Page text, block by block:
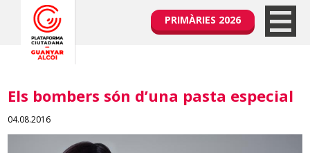
PRIMÀRIES 2026
Els bombers són d’una pasta especial
04.08.2016